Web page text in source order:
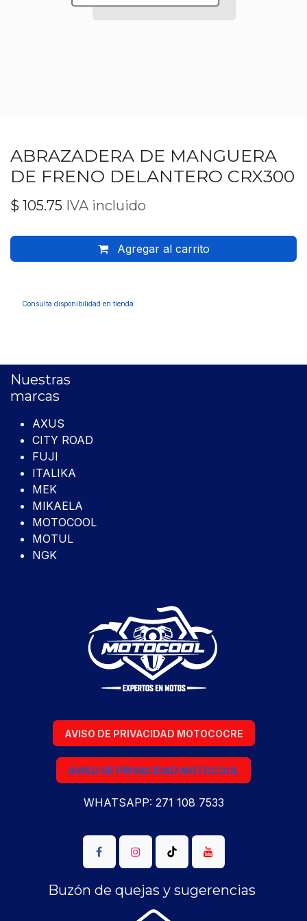
ABRAZADERA DE MANGUERA
DE FRENO DELANTERO CRX300
$ 105.75 IVA incluido
Agregar al carrito
Consulta disponibilidad en tienda
Nuestras
marcas
AXUS
CITY ROAD
FUJI
ITALIKA
MEK
MIKAELA
MOTOCOOL
MOTUL
NGK
AVISO DE PRIVACIDAD MOTOCOCRE
AVISO DE PRIVACIDAD MOTOCOOL
WHATSAPP: 271 108 7533
Buzón de quejas y sugerencias